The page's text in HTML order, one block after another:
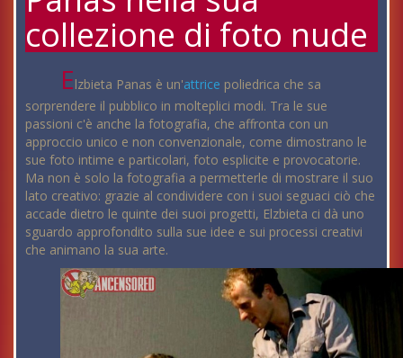
collezione di foto nude
Elzbieta Panas è un'attrice poliedrica che sa
sorprendere il pubblico in molteplici modi. Tra le sue
passioni c'è anche la fotografia, che affronta con un
approccio unico e non convenzionale, come dimostrano le
sue foto intime e particolari, foto esplicite e provocatorie.
Ma non è solo la fotografia a permetterle di mostrare il suo
lato creativo: grazie al condividere con i suoi seguaci ciò che
accade dietro le quinte dei suoi progetti, Elzbieta ci dà uno
sguardo approfondito sulla sue idee e sui processi creativi
che animano la sua arte.